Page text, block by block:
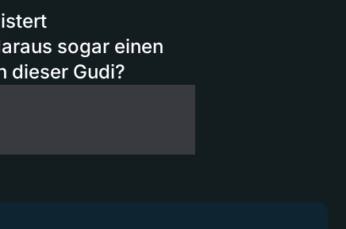
sogar einen
dieser Gudi?